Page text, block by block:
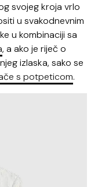
svojeg kroja vrlo
u svakodnevnim
u kombinaciji sa
, a ako je riječ o
izlaska, sako se
s potpeticom.